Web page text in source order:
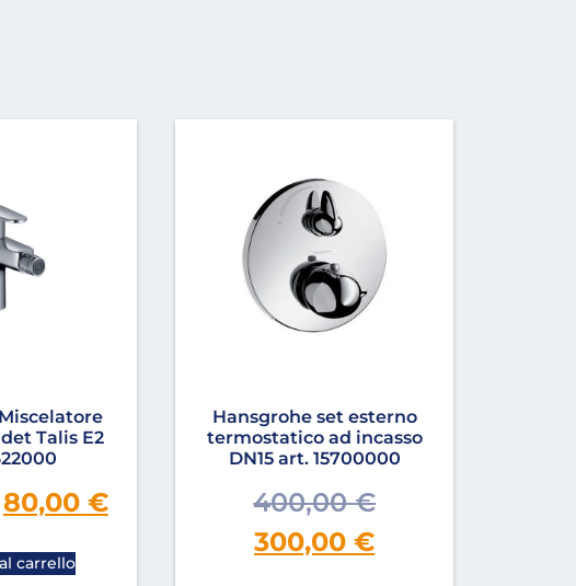
Talis E2
80,00 €
carrello
Hansgrohe set esterno
termostatico ad incasso
DN15 art. 15700000
400,00€
300,00€